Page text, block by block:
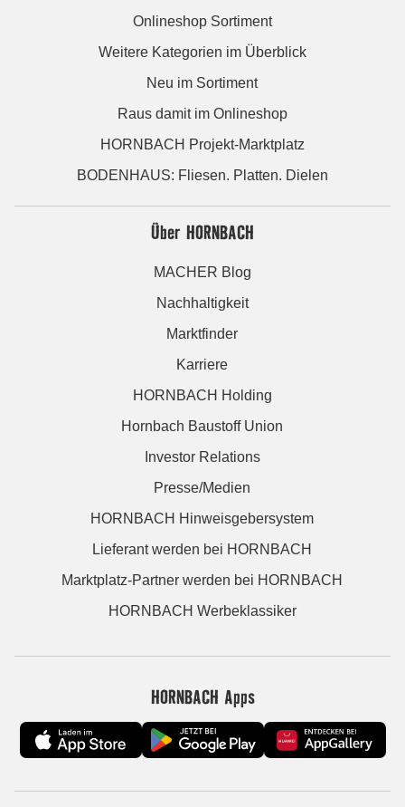
Onlineshop Sortiment
Weitere Kategorien im Überblick
Neu im Sortiment
Raus damit im Onlineshop
HORNBACH Projekt-Marktplatz
BODENHAUS: Fliesen. Platten. Dielen
Über HORNBACH
MACHER Blog
Nachhaltigkeit
Marktfinder
Karriere
HORNBACH Holding
Hornbach Baustoff Union
Investor Relations
Presse/Medien
HORNBACH Hinweisgebersystem
Lieferant werden bei HORNBACH
Marktplatz-Partner werden bei HORNBACH
HORNBACH Werbeklassiker
HORNBACH Apps